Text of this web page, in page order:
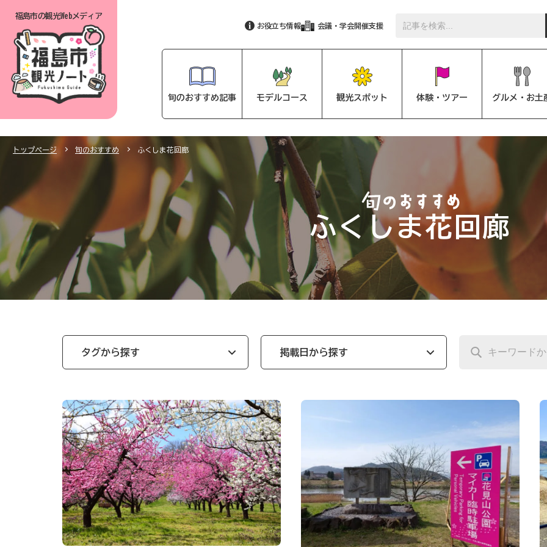
福島市の観光Webメディア
お役立ち情報 会議・学会開催支援
旬のおすすめ記事 モデルコース 観光スポット 体験・ツアー グルメ・お土
ふくしま花回廊
トップページ 旬のおすすめ ふくしま花回廊
タグから探す 掲載日から探す